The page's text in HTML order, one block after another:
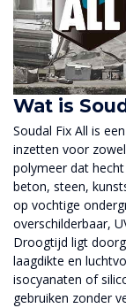
Wat is
Soudal Fix All is
inzetten voor
polymeer dat
beton, steen,
op vochtige
overschilderbaar,
Droogtijd ligt
laagdikte en
isocyanaten of
gebruiken zonder